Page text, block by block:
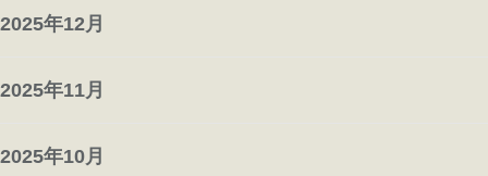
2025年12月
2025年11月
2025年10月